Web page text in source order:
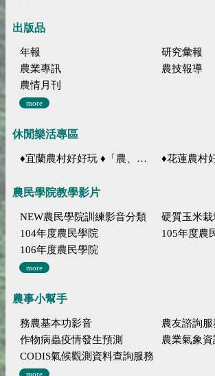
出版品
年報
研究彙報
農業專訊
農技報導
農情月刊
more
休閒樂活專區
♦宜蘭農村好好玩 ♦「農、藝、山、水」四條遊程推薦 ♦花蓮農村好好玩♦「原
農民學院教學影片
NEW農民學院訓練影音分類
硬質玉米栽
104年度農民學院
105年度農
106年度農民學院
more
農事小幫手
務農基本功影音
農友諮詢服
作物病蟲疫情發生預測
農業氣象
CODIS氣候觀測資料查詢服務
more